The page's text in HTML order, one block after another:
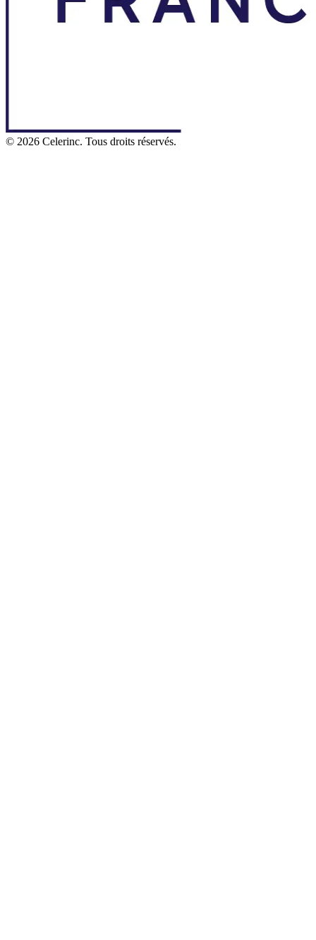
© 2026 Celerinc. Tous droits réservés.